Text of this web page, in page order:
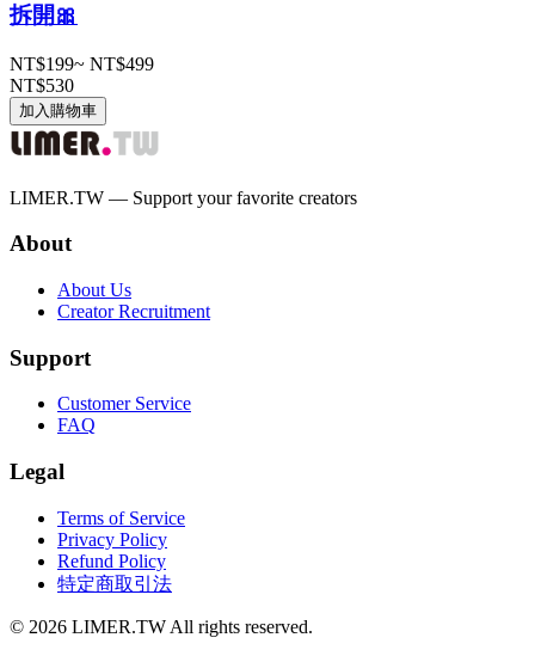
拆開🎀
NT$199~ NT$499
NT$530
加入購物車
LIMER.TW — Support your favorite creators
About
About Us
Creator Recruitment
Support
Customer Service
FAQ
Legal
Terms of Service
Privacy Policy
Refund Policy
特定商取引法
© 2026 LIMER.TW All rights reserved.